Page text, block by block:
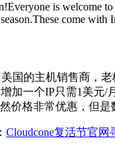
is welcome
come
美国的主机销售商，
加一个IP只需1美元/
价格非常优惠，但
Cloudcone复活节官